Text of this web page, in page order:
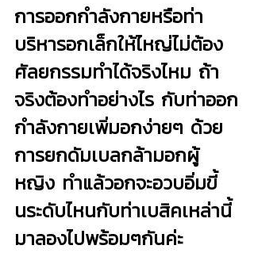
การออกกำลังกายหรือท่า
บริหารอกเล็กให้ไหญ่ไม่ต้อง
ศัลยกรรมทำได้จริงไหม ถ้า
จริงต้องทำอย่างไร กับท่าออก
กำลังกายเพิ่มอกง่ายๆ ด้วย
การยกดัมเบลกล้ามอกผู้
หญิง ทำแล้วอกจะอวบอิ่มขี้
นระดับไหนกับท่าเบสิคเหล่านี้
มาลองไปพร้อมๆกันค่ะ